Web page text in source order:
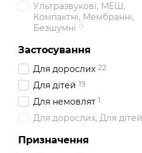
Ультразвукові, МЕШ,
Компактні, Мембранні,
Безшумні 0
Застосування
Для дорослих 22
Для дітей 19
Для немовлят 1
Для дорослих, Для дітей
Призначення